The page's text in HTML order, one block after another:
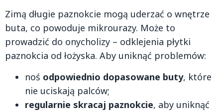
Zimą długie paznokcie mogą uderzać o wnętrze
buta, co powoduje mikrourazy. Może to
prowadzić do onycholizy – odklejenia płytki
paznokcia od łożyska. Aby uniknąć problemów:
noś odpowiednio dopasowane buty, które
nie uciskają palców;
regularnie skracaj paznokcie, aby uniknąć